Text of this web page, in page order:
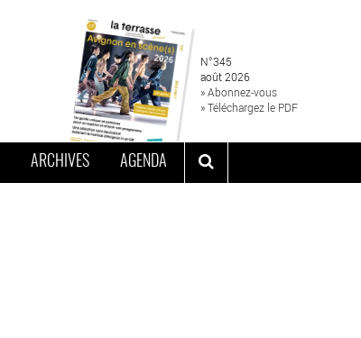
N°345
août 2026
» Abonnez-vous
» Téléchargez le PDF
ARCHIVES AGENDA